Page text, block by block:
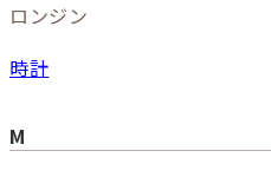
ロンジン
時計
M